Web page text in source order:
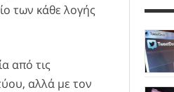
των κάθε λογής
από τις
αλλά με τον